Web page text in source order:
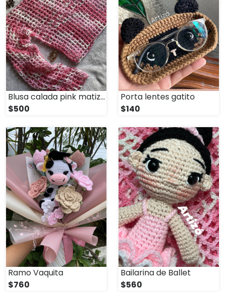
Blusa calada pink matizada
$500
Porta lentes gatito
$140
Ramo Vaquita
$760
Bailarina de Ballet
$560